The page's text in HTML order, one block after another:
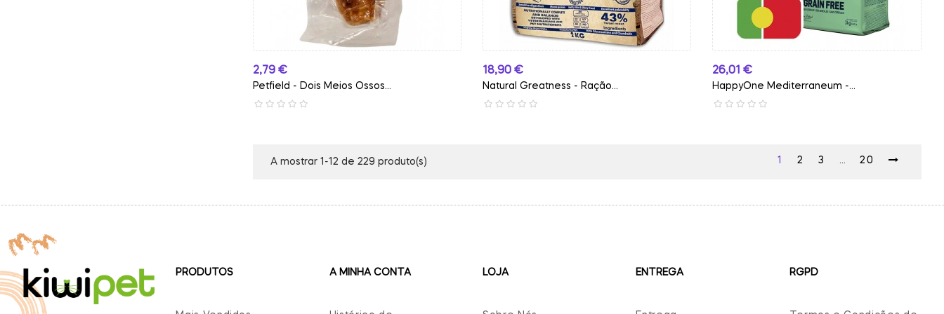
Preço
2,79 €
Petfield - Dois Meios Ossos...
Preço
18,90 €
Natural Greatness - Ração...
Preço
26,01 €
HappyOne Mediterraneum -...
A mostrar 1-12 de 229 produto(s) 1 2 3 … 20
PRODUTOS A MINHA CONTA LOJA ENTREGA RGPD